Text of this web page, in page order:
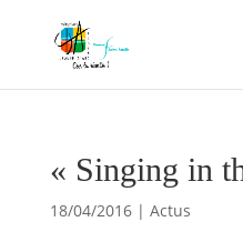
« Singing in
18/04/2016| Actus